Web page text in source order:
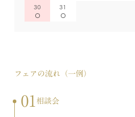
30 31
フェアの流れ（一例）
01 相談会